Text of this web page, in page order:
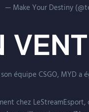
— Make Your Destiny
équipe CSGO, MYD
chez